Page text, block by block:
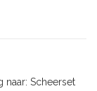
naar: Scheerset